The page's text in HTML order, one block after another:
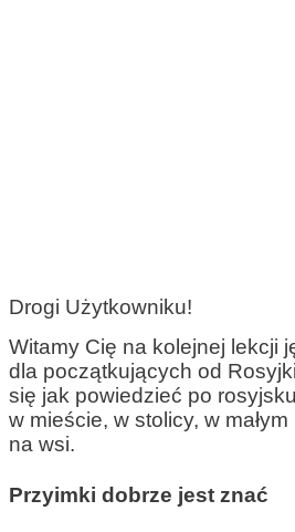
Drogi Użytkowniku!
Witamy Cię na kolejnej lekcji
dla początkujących od
się jak powiedzieć po
w mieście, w stolicy, w
na wsi.
Przyimki dobrze jest znać